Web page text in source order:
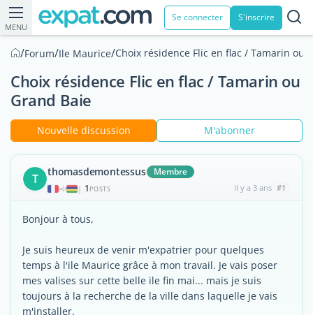
MENU
Se connecter S'inscrire
/Forum/Ile Maurice/Choix résidence Flic en flac / Tamarin ou
Choix résidence Flic en flac / Tamarin ou
Grand Baie
Nouvelle discussion M'abonner
T thomasdemontessus Membre
| 1 POSTS il y a 3 ans #1
Bonjour à tous,
Je suis heureux de venir m'expatrier pour quelques
temps à l'ile Maurice grâce à mon travail. Je vais poser
mes valises sur cette belle ile fin mai... mais je suis
toujours à la recherche de la ville dans laquelle je vais
m'installer.